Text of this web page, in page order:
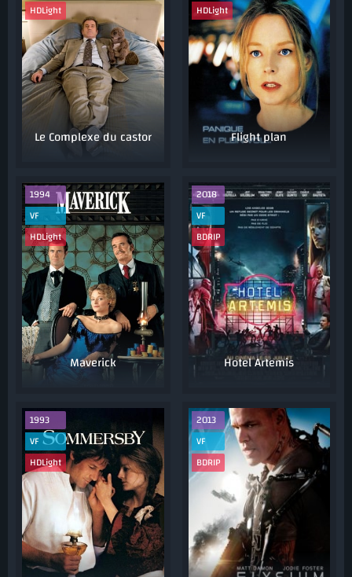
Le Complexe du castor
HDLight
Flight plan
HDLight
Maverick
1994
VF
HDLight
Hotel Artemis
2018
VF
BDRIP
1993
VF
HDLight
2013
VF
BDRIP